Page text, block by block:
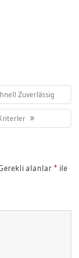
Zuverlässig
alanlar * ile